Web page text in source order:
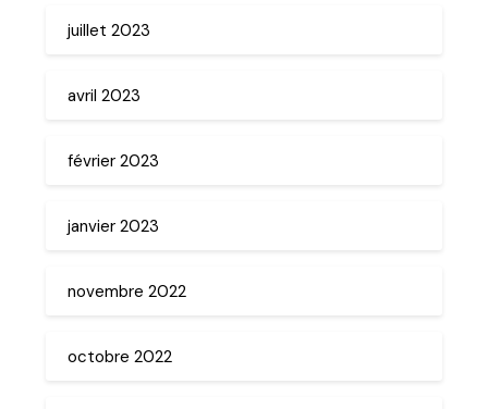
juillet 2023
avril 2023
février 2023
janvier 2023
novembre 2022
octobre 2022